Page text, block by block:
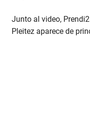
Junto al video,
Pleitez aparece de